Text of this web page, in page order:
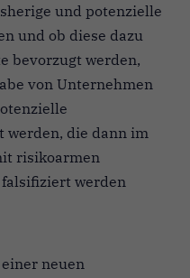
und potenzielle
und ob diese dazu
bevorzugt werden,
von Unternehmen
werden, die dann im
risikoarmen
werden
neuen